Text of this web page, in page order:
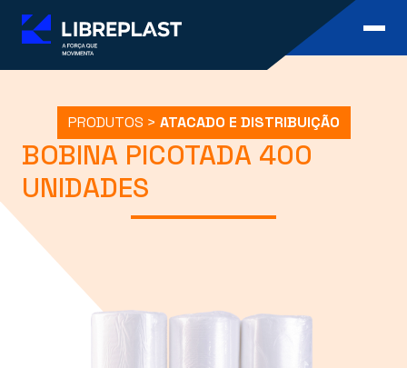
PRODUTOS > ATACADO E DISTRIBUIÇÃO
BOBINA PICOTADA 400
UNIDADES